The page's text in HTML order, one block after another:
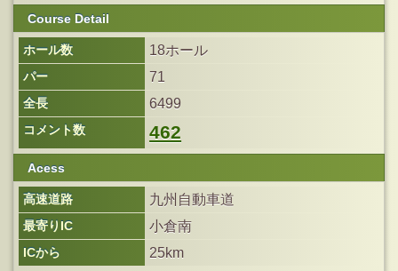
Course Detail
ホール数 18ホール
パー 71
全長 6499
コメント数 462
Acess
高速道路 九州自動車道
最寄りIC 小倉南
ICから 25km